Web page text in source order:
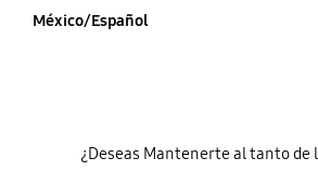
México/Español
¿Deseas Mantenerte al tanto de